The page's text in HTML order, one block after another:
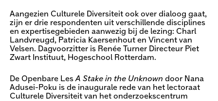
Aangezien Culturele Diversiteit ook over dialoog gaat,
zijn er drie respondenten uit verschillende disciplines
en expertisegebieden aanwezig bij de lezing: Charl
Landvreugd, Patricia Kaersenhout en Vincent van
Velsen. Dagvoorzitter is Renée Turner Directeur Piet
Zwart Instituut, Hogeschool Rotterdam.
De Openbare LesA Stake in the Unknown door Nana
Adusei-Poku is de inaugurale rede van het lectoraat
Culturele Diversiteit van het onderzoekscentrum